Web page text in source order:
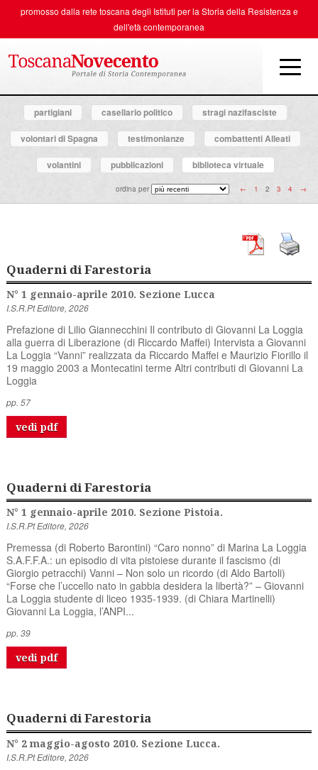
promosso dalla rete toscana degli Istituti per la Storia della Resistenza e
dell'età contemporanea
partigiani casellario politico stragi nazifasciste
volontari di Spagna testimonianze combattenti Alleati
volantini pubblicazioni biblioteca virtuale
ordina per ← 1 2 3 4 →
Quaderni di Farestoria
N° 1 gennaio-aprile 2010. Sezione Lucca
I.S.R.Pt Editore, 2026
Prefazione di Lilio Giannecchini Il contributo di Giovanni La Loggia
alla guerra di Liberazione (di Riccardo Maffei) Intervista a Giovanni
La Loggia “Vanni” realizzata da Riccardo Maffei e Maurizio Fiorillo il
19 maggio 2003 a Montecatini terme Altri contributi di Giovanni La
Loggia
pp. 57
vedi pdf
Quaderni di Farestoria
N° 1 gennaio-aprile 2010. Sezione Pistoia.
I.S.R.Pt Editore, 2026
Premessa (di Roberto Barontini) “Caro nonno” di Marina La Loggia
S.A.F.F.A.: un episodio di vita pistoiese durante il fascismo (di
Giorgio petracchi) Vanni – Non solo un ricordo (di Aldo Bartoli)
“Forse che l’uccello nato in gabbia desidera la libertà?” – Giovanni
La Loggia studente di liceo 1935-1939. (di Chiara Martinelli)
Giovanni La Loggia, l’ANPI...
pp. 39
vedi pdf
Quaderni di Farestoria
N° 2 maggio-agosto 2010. Sezione Lucca.
I.S.R.Pt Editore, 2026